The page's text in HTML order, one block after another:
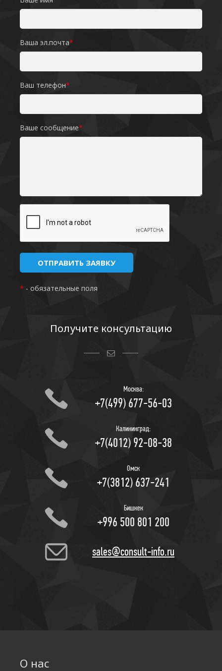
Ваша эл.почта*
Ваш телефон*
Ваше сообщение*
* - обязательные поля
Получите консультацию
Москва:
+7(499) 677-56-03
Калининград:
+7(4012) 92-08-38
Омск
+‎7(3812) 637-241
Бишкек
+996 500 801 200
sales@consult-info.ru
О нас